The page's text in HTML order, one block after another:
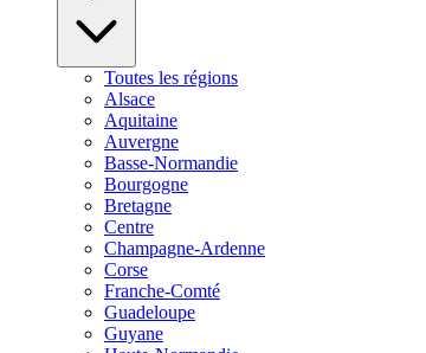
Toutes les régions
Alsace
Aquitaine
Auvergne
Basse-Normandie
Bourgogne
Bretagne
Centre
Champagne-Ardenne
Corse
Franche-Comté
Guadeloupe
Guyane